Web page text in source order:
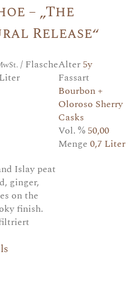
– „The
Release“
/ FlascheAlter 5y
Fassart
Bourbon +
Oloroso Sherry
Casks
Vol. % 50,00
Menge0,7 Liter
Islay peat
ginger,
on the
finish.